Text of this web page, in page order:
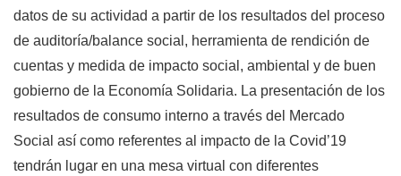
datos de su actividad a partir de los resultados del proceso
de auditoría/balance social, herramienta de rendición de
cuentas y medida de impacto social, ambiental y de buen
gobierno de la Economía Solidaria. La presentación de los
resultados de consumo interno a través del Mercado
Social así como referentes al impacto de la Covid’19
tendrán lugar en una mesa virtual con diferentes